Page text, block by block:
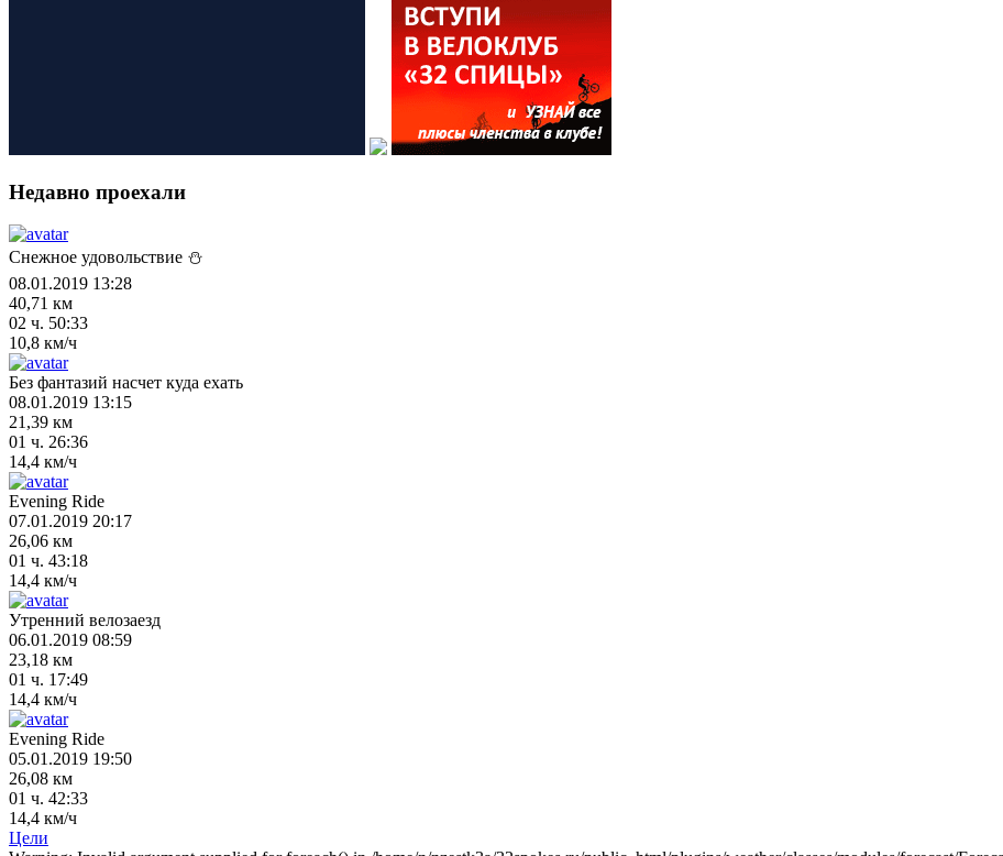
Недавно проехали
Снежное удовольствие ⛄
08.01.2019 13:28
40,71 км
02 ч. 50:33
10,8 км/ч
Без фантазий насчет куда ехать
08.01.2019 13:15
21,39 км
01 ч. 26:36
14,4 км/ч
Evening Ride
07.01.2019 20:17
26,06 км
01 ч. 43:18
14,4 км/ч
Утренний велозаезд
06.01.2019 08:59
23,18 км
01 ч. 17:49
14,4 км/ч
Evening Ride
05.01.2019 19:50
26,08 км
01 ч. 42:33
14,4 км/ч
Цели